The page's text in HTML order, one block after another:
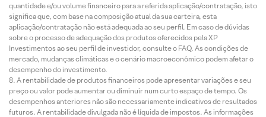
quantidade e/ou volume financeiro para a referida aplicação/contratação, isto
significa que, com base na composição atual da sua carteira, esta
aplicação/contratação não está adequada ao seu perfil. Em caso de dúvidas
sobre o processo de adequação dos produtos oferecidos pela XP
Investimentos ao seu perfil de investidor, consulte o FAQ. As condições de
mercado, mudanças climáticas e o cenário macroeconômico podem afetar o
desempenho do investimento.
A rentabilidade de produtos financeiros pode apresentar variações e seu
preço ou valor pode aumentar ou diminuir num curto espaço de tempo. Os
desempenhos anteriores não são necessariamente indicativos de resultados
futuros. A rentabilidade divulgada não é líquida de impostos. As informações